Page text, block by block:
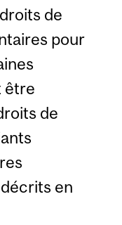
de
pour
être
de
en